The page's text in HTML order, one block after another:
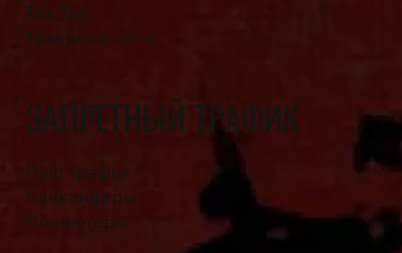
Тик Ток
Тизерные сети
ЗАПРЕТНЫЙ ТРАФИК
Пуш трафик
Кликандеры
Попандеры